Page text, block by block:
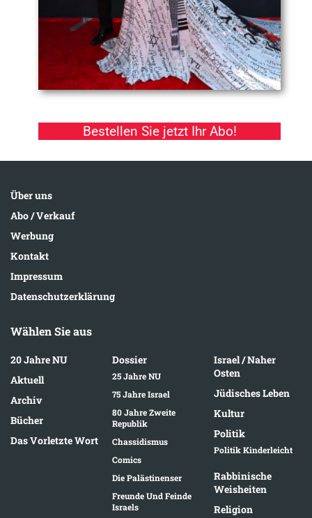
Bestellen Sie jetzt Ihr Abo!
Über uns
Abo / Verkauf
Werbung
Kontakt
Impressum
Datenschutzerklärung
Wählen Sie aus
20 Jahre NU
Aktuell
Archiv
Bücher
Das Vorletzte Wort
Dossier
25 Jahre NU
75 Jahre Israel
80 Jahre Zweite
Republik
Chassidismus
Comics
Die Palästinenser
Freunde Und Feinde
Israels
Israel / Naher
Osten
Jüdisches Leben
Kultur
Politik
Politik Kinderleicht
Rabbinische
Weisheiten
Religion